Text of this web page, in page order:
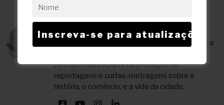
Jornalista e escritora, Carolina Freitas se dedica
petropolitana a partir da produção de
reportagens e curtas-metragens sobre a
história, o comércio, e a vida da cidade.